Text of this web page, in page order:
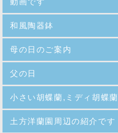
動画です
和風陶器鉢
母の日のご案内
父の日
小さい胡蝶蘭,ミディ胡蝶蘭
土方洋蘭園周辺の紹介です